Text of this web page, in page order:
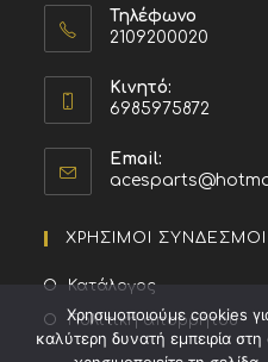
Τηλέφωνο
2109200020
Κινητό:
6985975872
Email:
ΧΡΗΣΙΜΟΙ ΣΥΝΔΕΣΜΟΙ
Κατάλογος
Πολιτική απορρήτου
Χρησιμοποιούμε cookies
καλύτερη δυνατή εμπειρία